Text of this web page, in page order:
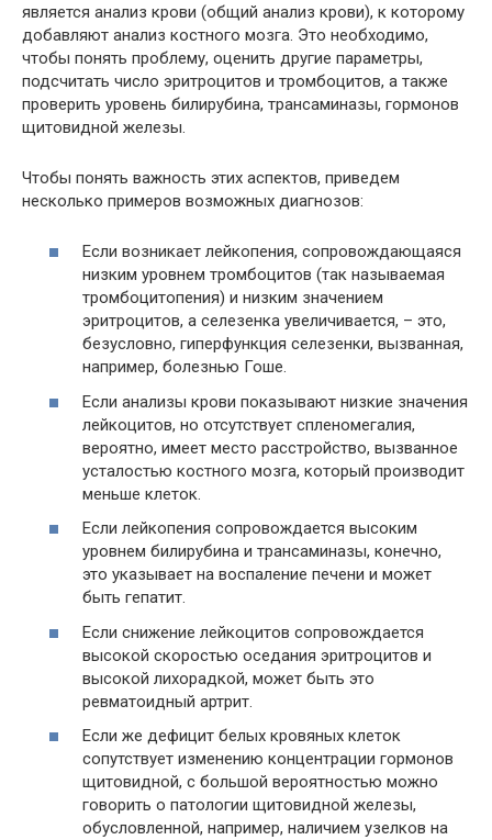
является анализ крови (общий анализ крови), к которому
добавляют анализ костного мозга. Это необходимо,
чтобы понять проблему, оценить другие параметры,
подсчитать число эритроцитов и тромбоцитов, а также
проверить уровень билирубина, трансаминазы, гормонов
щитовидной железы.
Чтобы понять важность этих аспектов, приведем
несколько примеров возможных диагнозов:
Если возникает лейкопения, сопровождающаяся
низким уровнем тромбоцитов (так называемая
тромбоцитопения) и низким значением
эритроцитов, а селезенка увеличивается, – это,
безусловно, гиперфункция селезенки, вызванная,
например, болезнью Гоше.
Если анализы крови показывают низкие значения
лейкоцитов, но отсутствует спленомегалия,
вероятно, имеет место расстройство, вызванное
усталостью костного мозга, который производит
меньше клеток.
Если лейкопения сопровождается высоким
уровнем билирубина и трансаминазы, конечно,
это указывает на воспаление печени и может
быть гепатит.
Если снижение лейкоцитов сопровождается
высокой скоростью оседания эритроцитов и
высокой лихорадкой, может быть это
ревматоидный артрит.
Если же дефицит белых кровяных клеток
сопутствует изменению концентрации гормонов
щитовидной, с большой вероятностью можно
говорить о патологии щитовидной железы,
обусловленной, например, наличием узелков на